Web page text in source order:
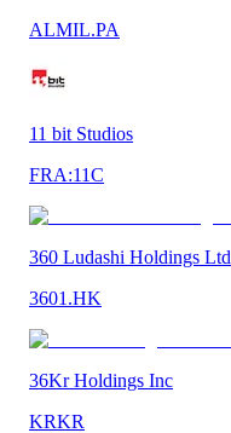
ALMIL.PA
11 bit Studios
FRA:11C
360 Ludashi Holdings Ltd
3601.HK
36Kr Holdings Inc
KRKR